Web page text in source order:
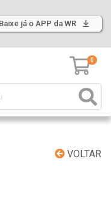
Baixe já o APP da WR
0
VOLTAR